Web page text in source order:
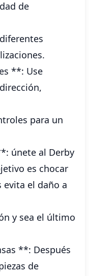
de
**: Use
para un
únete al Derby
es chocar
el daño a
y sea el último
**: Después
de